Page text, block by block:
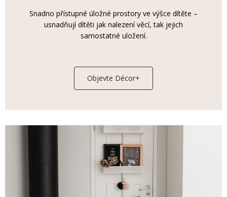
Snadno přístupné úložné prostory ve výšce dítěte –
usnadňují dítěti jak nalezení věcí, tak jejich
samostatné uložení.
Objevte Décor+